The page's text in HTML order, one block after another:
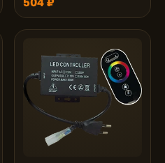
пультом